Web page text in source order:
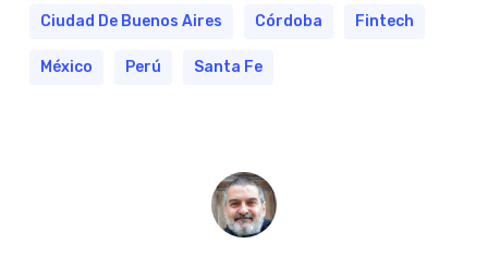
Ciudad De Buenos Aires Córdoba Fintech
México Perú Santa Fe